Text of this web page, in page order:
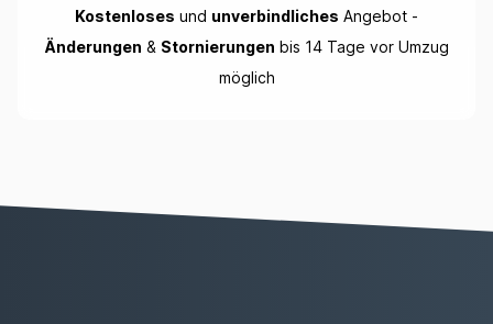
Kostenloses und unverbindliches Angebot -
Änderungen & Stornierungen bis 14 Tage vor Umzug
möglich